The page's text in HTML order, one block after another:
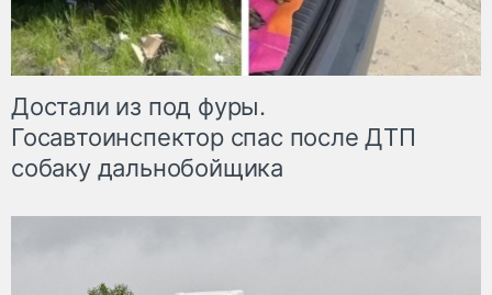
Достали из под фуры.
Госавтоинспектор спас после ДТП
собаку дальнобойщика